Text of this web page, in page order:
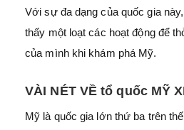
Với sự đa dạng của quốc gia
thấy một loạt các hoạt động để
của mình khi khám phá Mỹ.
VÀI NÉT VỀ tổ quốc MỸ
Mỹ là quốc gia lớn thứ ba trên